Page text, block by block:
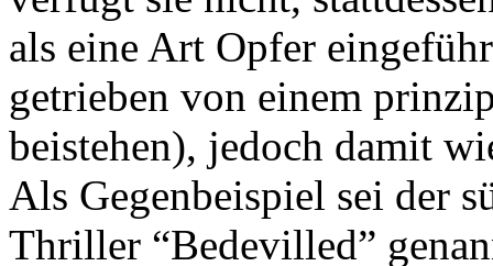
als eine Art Opfer
getrieben von einem
beistehen), jedoch damit
Als Gegenbeispiel sei der
Thriller “Bedevilled”